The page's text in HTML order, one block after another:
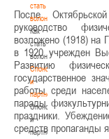
стать
волонтером
Как
стать
волонтером
Спонсоры
и
партнеры
Спонсоры
и
партнеры
После
руководство
возложено (1918) на
в 1920 учрежден
Развитию
государственное
работы среди
парады
праздники.
средств пропаганды